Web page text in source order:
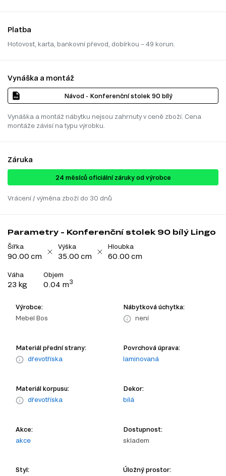
Platba
Hotovost, karta, bankovní převod, dobírkou – 49 korun.
Vynáška a montáž
Návod - Konferenční stolek 90 bílý
Vynáška a montáž nábytku nejsou zahrnuty v ceně zboží. Cena
montáže závisí na typu výrobku.
Záruka
24 ​​​​měsíců oficiální záruky od výrobce
Vrácení / výměna zboží do 30 dnů
Parametry - Konferenční stolek 90 bílý Lingo
Šířka
90.00 cm
Výška
35.00 cm
Hloubka
60.00 cm
Váha
23 kg
Objem
0.04 m3
Výrobce:
Mebel Bos
Nábytková úchytka:
není
Materiál přední strany:
dřevotříska
Povrchová úprava:
laminovaná
Materiál korpusu:
dřevotříska
Dekor:
bílá
Akce:
akce
Dostupnost:
skladem
Styl: Úložný prostor: